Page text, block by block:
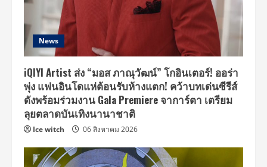
News
iQIYI Artist ส่ง “มอส ภาณุวัฒน์” โกอินเตอร์! ออร่า
พุ่ง แฟนอินโดแห่ต้อนรับห้างแตก! คว้าบทเด่นซีรีส์
ดังพร้อมร่วมงาน Gala Premiere จาการ์ตา เตรียม
ลุยตลาดบันเทิงนานาชาติ
Ice witch 06 สิงหาคม 2026